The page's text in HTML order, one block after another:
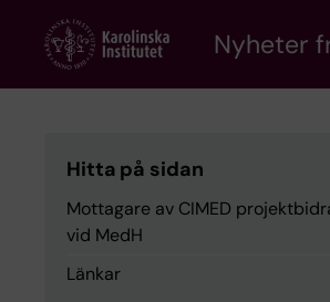
content
Nyheter
Hitta på sidan
Mottagare av CIMED
vid MedH
Länkar